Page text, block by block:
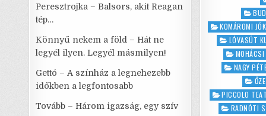
KOMÁROMI
LÓVASÚT
MOHÁCSI
NAGY
PICCOLO
RADNÓTI
Peresztrojka – Balsors, akit Reagan
tép…
Könnyű nekem a föld – Hát ne
legyél ilyen. Legyél másmilyen!
Gettó – A színház a legnehezebb
időkben a legfontosabb
Tovább – Három igazság, egy szív